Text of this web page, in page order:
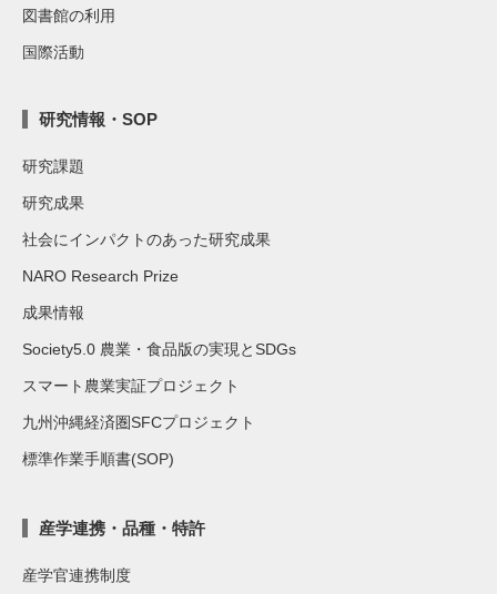
図書館の利用
国際活動
研究情報・SOP
研究課題
研究成果
社会にインパクトのあった研究成果
NARO Research Prize
成果情報
Society5.0 農業・食品版の実現とSDGs
スマート農業実証プロジェクト
九州沖縄経済圏SFCプロジェクト
標準作業手順書(SOP)
産学連携・品種・特許
産学官連携制度